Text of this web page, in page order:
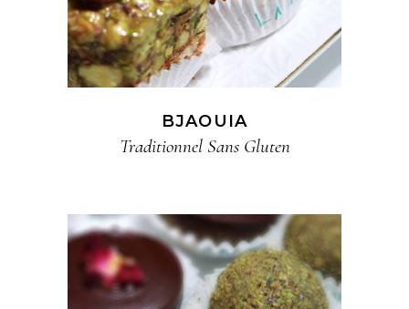
BJAOUIA
Traditionnel​ Sans Gluten